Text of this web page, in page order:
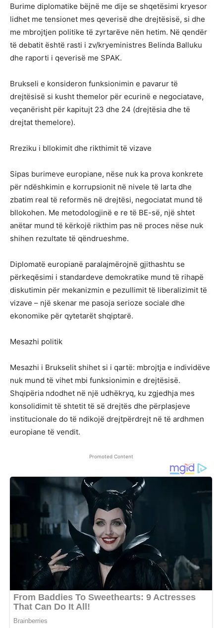
Burime diplomatike bëjnë me dije se shqetësimi kryesor
lidhet me tensionet mes qeverisë dhe drejtësisë, si dhe
me mbrojtjen politike të zyrtarëve nën hetim. Në qendër
të debatit është rasti i zv/kryeministres Belinda Balluku
dhe raporti i qeverisë me SPAK.
Brukseli e konsideron funksionimin e pavarur të
drejtësisë si kusht themelor për ecurinë e negociatave,
veçanërisht për kapitujt 23 dhe 24 (drejtësia dhe të
drejtat themelore).
Rreziku i bllokimit dhe rikthimit të vizave
Sipas burimeve europiane, nëse nuk ka prova konkrete
për ndëshkimin e korrupsionit në nivele të larta dhe
zbatim real të reformës në drejtësi, negociatat mund të
bllokohen. Me metodologjinë e re të BE-së, një shtet
anëtar mund të kërkojë rikthim pas në proces nëse nuk
shihen rezultate të qëndrueshme.
Diplomatë europianë paralajmërojnë gjithashtu se
përkeqësimi i standardeve demokratike mund të rihapë
diskutimin për mekanizmin e pezullimit të liberalizimit të
vizave – një skenar me pasoja serioze sociale dhe
ekonomike për qytetarët shqiptarë.
Mesazhi politik
Mesazhi i Brukselit shihet si i qartë: mbrojtja e individëve
nuk mund të vihet mbi funksionimin e drejtësisë.
Shqipëria ndodhet në një udhëkryq, ku zgjedhja mes
konsolidimit të shtetit të së drejtës dhe përplasjeve
institucionale do të ndikojë drejtpërdrejt në të ardhmen
europiane të vendit.
Promoted Content